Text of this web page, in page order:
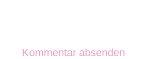
Kommentar absenden